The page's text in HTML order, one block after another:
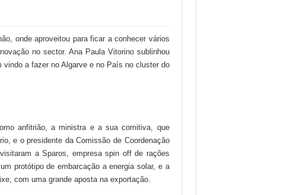
onde aproveitou para ficar a conhecer vários
no sector. Ana Paula Vitorino sublinhou
a fazer no Algarve e no País no cluster do
anfitrião, a ministra e a sua comitiva, que
e o presidente da Comissão de Coordenação
a Sparos, empresa spin off de rações
protótipo de embarcação a energia solar, e a
com uma grande aposta na exportação.